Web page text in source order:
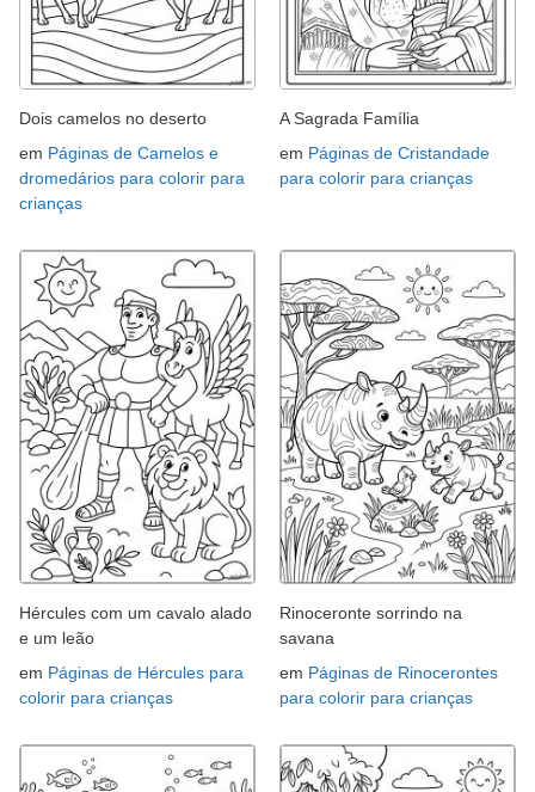
Dois camelos no deserto
em Páginas de Camelos e
dromedários para colorir para
crianças
A Sagrada Família
em Páginas de Cristandade
para colorir para crianças
Hércules com um cavalo alado
e um leão
em Páginas de Hércules para
colorir para crianças
Rinoceronte sorrindo na
savana
em Páginas de Rinocerontes
para colorir para crianças